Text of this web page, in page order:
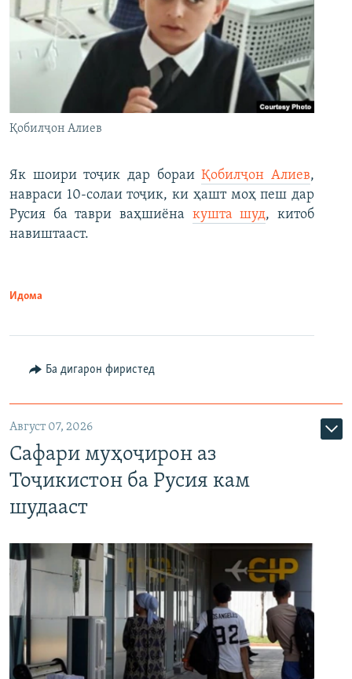
Қобилҷон Алиев
Як шоири тоҷик дар бораиҚобилҷон Алиев,
навраси 10-солаи тоҷик, ки ҳашт моҳ пеш дар
Русия ба таври ваҳшиёна кушта шуд, китоб
навиштааст.
Идома
Ба дигарон фиристед
Август 07, 2026
Сафари муҳоҷирон аз
Тоҷикистон ба Русия кам
шудааст